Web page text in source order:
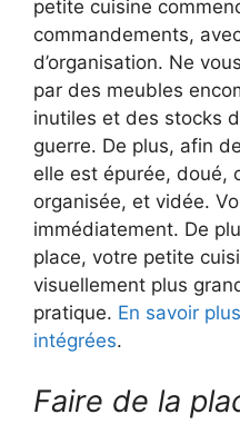
petite cuisine
commandements,
d’organisation. Ne
par des meubles
inutiles et des stocks
guerre. De plus, afin
elle est épurée, doué,
organisée, et vidée.
immédiatement. De
place, votre petite
visuellement plus
pratique. En savoir
intégrées.
Faire de la